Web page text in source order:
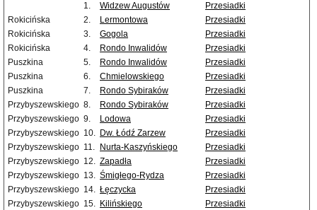
1.
Widzew Augustów
Przesiadki
Rokicińska
2. Lermontowa
Przesiadki
Rokicińska
3. Gogola
Przesiadki
Rokicińska
4. Rondo Inwalidów
Przesiadki
Puszkina
5. Rondo Inwalidów
Przesiadki
Puszkina
6. Chmielowskiego
Przesiadki
Puszkina
7. Rondo Sybiraków
Przesiadki
Przybyszewskiego 8. Rondo Sybiraków
Przesiadki
Przybyszewskiego 9. Lodowa
Przesiadki
Przybyszewskiego 10. Dw. Łódź Zarzew
Przesiadki
Przybyszewskiego 11. Nurta-Kaszyńskiego
Przesiadki
Przybyszewskiego 12. Zapadła
Przesiadki
Przybyszewskiego 13. Śmigłego-Rydza
Przesiadki
Przybyszewskiego 14. Łęczycka
Przesiadki
Przybyszewskiego 15. Kilińskiego
Przesiadki